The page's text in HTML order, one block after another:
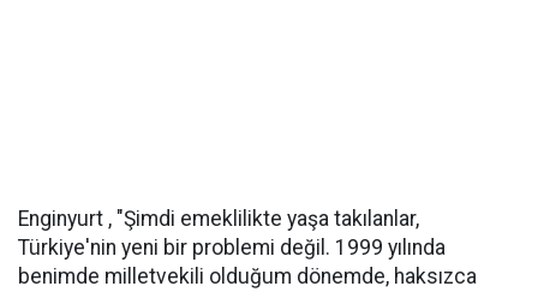
Enginyurt , "Şimdi emeklilikte yaşa takılanlar,
Türkiye'nin yeni bir problemi değil. 1999 yılında
benimde milletvekili olduğum dönemde, haksızca